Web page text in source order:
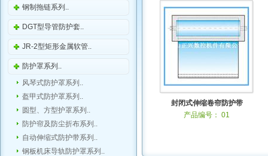
钢制拖链系列..
DGT型导管防护套..
JR-2型矩形金属软管..
防护罩系列..
风琴式防护罩系列..
盔甲式防护罩系列..
圆型、方型护罩系列..
防护帘及防尘折布系列..
自动伸缩式防护带系列..
钢板机床导轨防护罩系列..
封闭式伸缩卷帘防护带
产品编号： 01